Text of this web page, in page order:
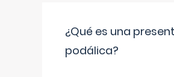
¿Qué es una
podálica?